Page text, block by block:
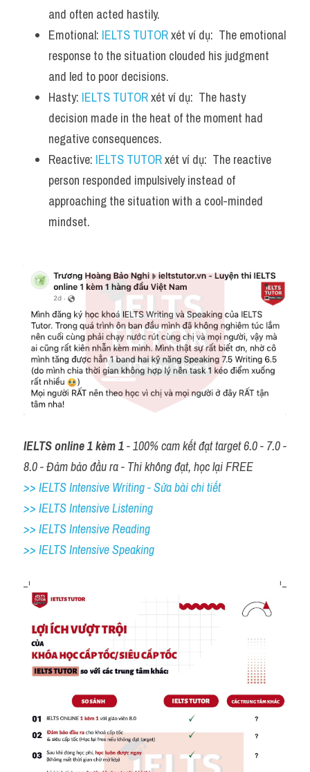
and often acted hastily.
Emotional: IELTS TUTOR xét ví dụ:  The emotional
response to the situation clouded his judgment
and led to poor decisions.
Hasty: IELTS TUTOR xét ví dụ:  The hasty
decision made in the heat of the moment had
negative consequences.
Reactive: IELTS TUTOR xét ví dụ:  The reactive
person responded impulsively instead of
approaching the situation with a cool-minded
mindset.
IELTS online 1 kèm 1 - 100% cam kết đạt target 6.0 - 7.0 -
8.0 - Đảm bảo đầu ra - Thi không đạt, học lại FREE
>> IELTS Intensive Writing - Sửa bài chi tiết
>> IELTS Intensive Listening
>> IELTS Intensive Reading
>> IELTS Intensive Speaking